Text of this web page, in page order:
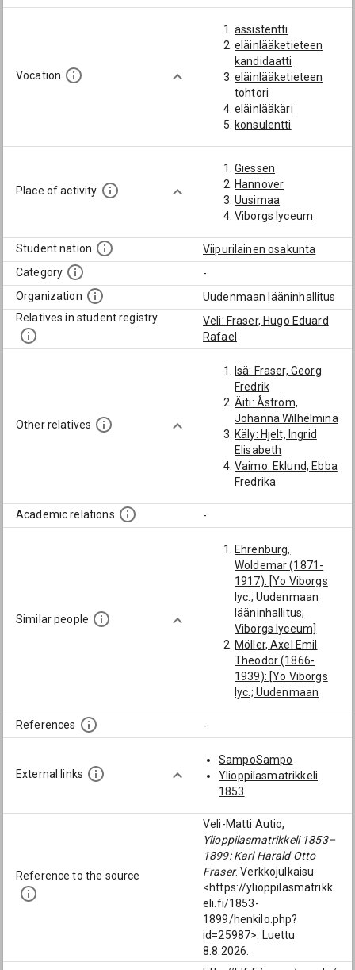
Vocation
assistentti
eläinlääketieteen
kandidaatti
eläinlääketieteen
tohtori
eläinlääkäri
konsulentti
Place of activity
Giessen
Hannover
Uusimaa
Viborgs lyceum
Student nation
Viipurilainen osakunta
Category
-
Organization
Uudenmaan lääninhallitus
Relatives in student registry
Veli: Fraser, Hugo Eduard
Rafael
Other relatives
Isä: Fraser, Georg
Fredrik
Äiti: Åström,
Johanna Wilhelmina
Käly: Hjelt, Ingrid
Elisabeth
Vaimo: Eklund, Ebba
Fredrika
Academic relations -
Similar people
Ehrenburg,
Woldemar (1871-
1917): [Yo Viborgs
lyc.; Uudenmaan
lääninhallitus;
Viborgs lyceum]
Möller, Axel Emil
Theodor (1866-
1939): [Yo Viborgs
lyc.; Uudenmaan
1912]
Ekholm, Hugo
Waldemar (1873-
1944): [Uudenmaan
Holmström, Anton
Wilhelm (1864-
1945): [Uudenmaan
lääninhallitus]
Grönlund, Sven
(1820-1865):
[Uudenmaan
lääninhallitus]
Hultman, Thyra
(1873-1965):
References -
External links
SampoSampo
Ylioppilasmatrikkeli
1853
Reference to the source
Veli-Matti Autio,
Ylioppilasmatrikkeli 1853–
1899: Karl Harald Otto
Fraser. Verkkojulkaisu
<https://ylioppilasmatrikk
eli.fi/1853-
1899/henkilo.php?
id=25987>. Luettu
8.8.2026.